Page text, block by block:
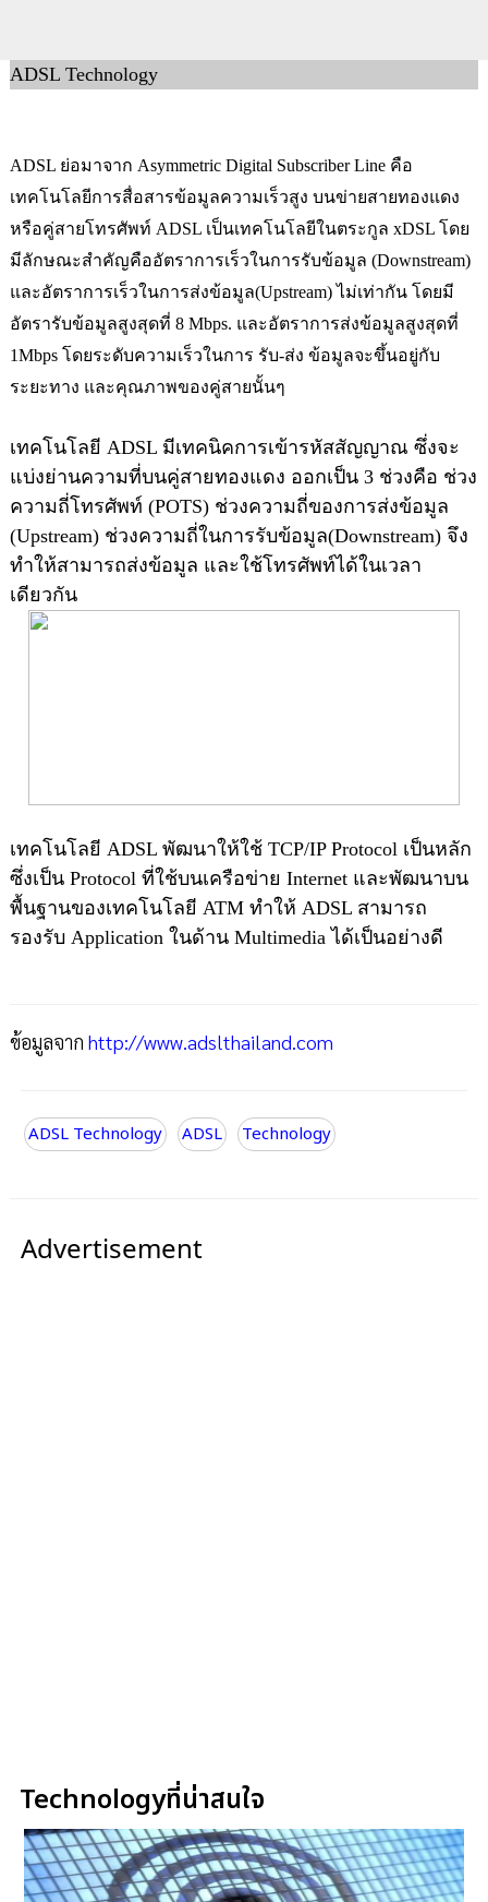
ADSL Technology
ADSL ย่อมาจาก Asymmetric Digital Subscriber Lineคือ
เทคโนโลยีการสื่อสารข้อมูลความเร็วสูง บนข่ายสายทองแดง
หรือคู่สายโทรศัพท์ ADSL เป็นเทคโนโลยีในตระกูล xDSL โดย
มีลักษณะสำคัญคืออัตราการเร็วในการรับข้อมูล (Downstream)
และอัตราการเร็วในการส่งข้อมูล(Upstream) ไม่เท่ากัน โดยมี
อัตรารับข้อมูลสูงสุดที่ 8 Mbps. และอัตราการส่งข้อมูลสูงสุดที่
1Mbps โดยระดับความเร็วในการ รับ-ส่ง ข้อมูลจะขึ้นอยู่กับ
ระยะทาง และคุณภาพของคู่สายนั้นๆ
เทคโนโลยี ADSL มีเทคนิคการเข้ารหัสสัญญาณ ซึ่งจะ
แบ่งย่านความที่บนคู่สายทองแดง ออกเป็น 3 ช่วงคือ ช่วง
ความถี่โทรศัพท์ (POTS) ช่วงความถี่ของการส่งข้อมูล
(Upstream) ช่วงความถี่ในการรับข้อมูล(Downstream) จึง
ทำให้สามารถส่งข้อมูล และใช้โทรศัพท์ได้ในเวลา
เดียวกัน
เทคโนโลยี ADSL พัฒนาให้ใช้ TCP/IP Protocol เป็นหลัก
ซึ่งเป็น Protocol ที่ใช้บนเครือข่าย Internet และพัฒนาบน
พื้นฐานของเทคโนโลยี ATM ทำให้ ADSL สามารถ
รองรับ Application ในด้าน Multimedia ได้เป็นอย่างดี
ข้อมูลจาก http://www.adslthailand.com
ADSL Technology ADSL Technology
Advertisement
Technologyที่น่าสนใจ